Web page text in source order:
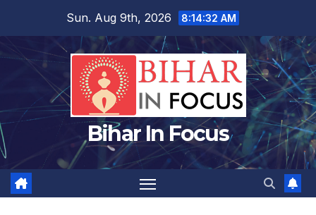
content
Sun. Aug 9th, 2026 8:14:33 AM
Bihar In Focus